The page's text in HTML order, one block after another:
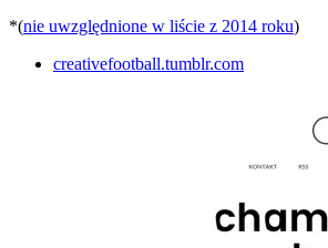
*(nie uwzględnione w liście z 2014 roku)
creativefootball.tumblr.com